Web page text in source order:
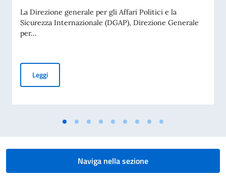
La Direzione generale per gli Affari Politici e la
Sicurezza Internazionale (DGAP), Direzione Generale
per...
LeggiAvviso di pubblicità per contributi a soggetti privati per
Naviga nella sezione